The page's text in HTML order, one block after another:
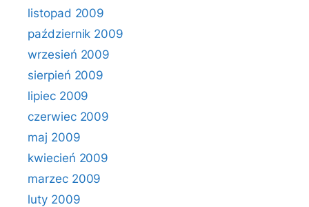
listopad 2009
październik 2009
wrzesień 2009
sierpień 2009
lipiec 2009
czerwiec 2009
maj 2009
kwiecień 2009
marzec 2009
luty 2009